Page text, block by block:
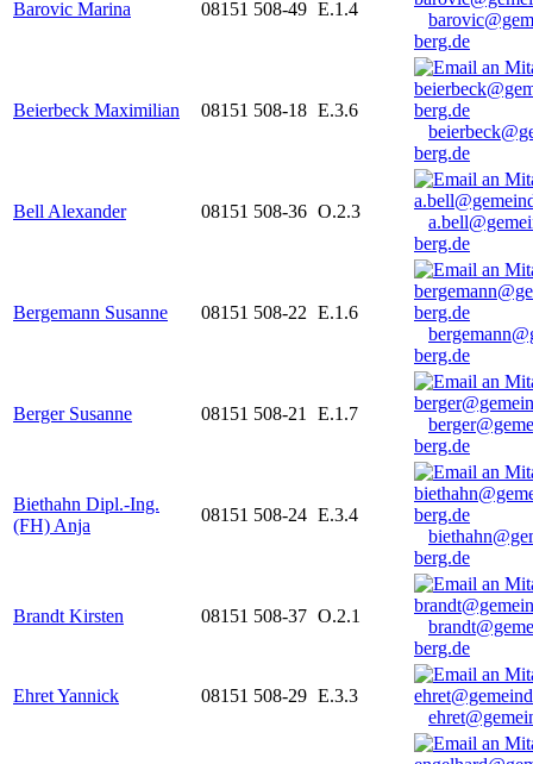
Barovic Marina 08151 508-49 E.1.4
berg.de
Beierbeck Maximilian 08151 508-18 E.3.6
berg.de
Bell Alexander 08151 508-36 O.2.3
berg.de
Bergemann Susanne 08151 508-22 E.1.6
berg.de
Berger Susanne 08151 508-21 E.1.7
berg.de
Biethahn Dipl.-Ing.
(FH) Anja
08151 508-24 E.3.4
berg.de
Brandt Kirsten 08151 508-37 O.2.1
berg.de
Ehret Yannick 08151 508-29 E.3.3